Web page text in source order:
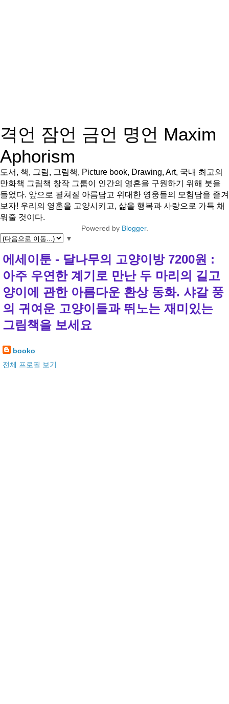
격언 잠언 금언 명언 Maxim
Aphorism
도서, 책, 그림, 그림책, Picture book, Drawing, Art, 국내 최고의
만화책 그림책 창작 그룹이 인간의 영혼을 구원하기 위해 붓을
들었다. 앞으로 펼쳐질 아름답고 위대한 영웅들의 모험담을 즐겨
보자! 우리의 영혼을 고양시키고, 삶을 행복과 사랑으로 가득 채
워줄 것이다.
Powered by Blogger.
▼
에세이툰 - 달나무의 고양이방 7200원 :
아주 우연한 계기로 만난 두 마리의 길고
양이에 관한 아름다운 환상 동화. 샤갈 풍
의 귀여운 고양이들과 뛰노는 재미있는
그림책을 보세요
booko
전체 프로필 보기